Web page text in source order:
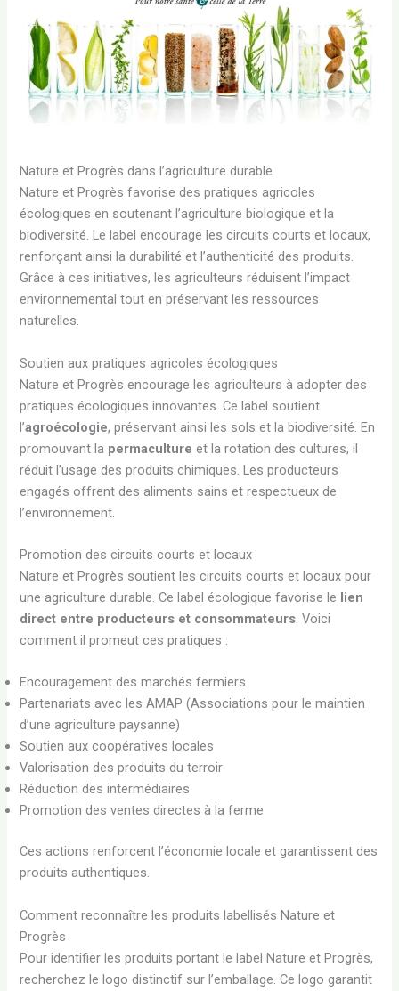
Nature et Progrès dans l’agriculture durable
Nature et Progrès favorise des pratiques agricoles
écologiques en soutenant l’agriculture biologique et la
biodiversité. Le label encourage les circuits courts et locaux,
renforçant ainsi la durabilité et l’authenticité des produits.
Grâce à ces initiatives, les agriculteurs réduisent l’impact
environnemental tout en préservant les ressources
naturelles.
Soutien aux pratiques agricoles écologiques
Nature et Progrès encourage les agriculteurs à adopter des
pratiques écologiques innovantes. Ce label soutient
l’agroécologie, préservant ainsi les sols et la biodiversité. En
promouvant la permaculture et la rotation des cultures, il
réduit l’usage des produits chimiques. Les producteurs
engagés offrent des aliments sains et respectueux de
l’environnement.
Promotion des circuits courts et locaux
Nature et Progrès soutient les circuits courts et locaux pour
une agriculture durable. Ce label écologique favorise le lien
direct entre producteurs et consommateurs. Voici
comment il promeut ces pratiques :
Encouragement des marchés fermiers
Partenariats avec les AMAP (Associations pour le maintien
d’une agriculture paysanne)
Soutien aux coopératives locales
Valorisation des produits du terroir
Réduction des intermédiaires
Promotion des ventes directes à la ferme
Ces actions renforcent l’économie locale et garantissent des
produits authentiques.
Comment reconnaître les produits labellisés Nature et
Progrès
Pour identifier les produits portant le label Nature et Progrès,
recherchez le logo distinctif sur l’emballage. Ce logo garantit